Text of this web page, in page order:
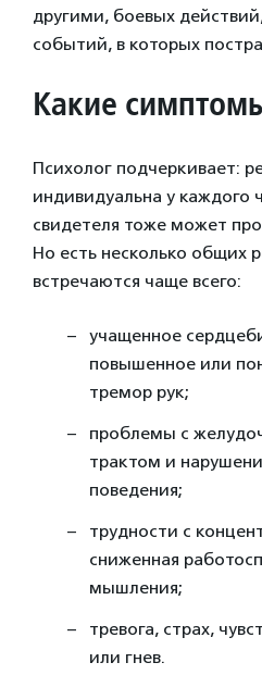
другими, боевых
событий, в которых
Какие
Психолог подчеркивает:
индивидуальна у каждого
свидетеля тоже может
Но есть несколько общих
встречаются чаще всего:
учащенное
повышенное или
тремор рук;
проблемы с
трактом и
поведения;
трудности с
сниженная
мышления;
тревога, страх,
или гнев.